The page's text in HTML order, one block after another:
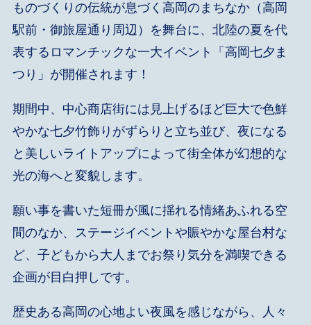
ものづくりの伝統が息づく高岡のまちなか（高岡
駅前・御旅屋通り周辺）を舞台に、北陸の夏を代
表するロマンチックな一大イベント「高岡七夕ま
つり」が開催されます！
期間中、中心商店街には見上げるほど巨大で色鮮
やかな七夕竹飾りがずらりと立ち並び、夜になる
と美しいライトアップによって街全体が幻想的な
光の海へと変貌します。
願い事を書いた短冊が風に揺れる情緒あふれる空
間のなか、ステージイベントや賑やかな屋台村な
ど、子どもから大人までお祭り気分を満喫できる
企画が目白押しです。
歴史ある高岡の心地よい夜風を感じながら、人々